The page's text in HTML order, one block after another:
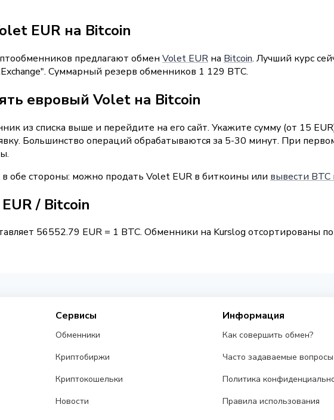
EUR на Bitcoin
предлагают обмен Volet EUR на Bitcoin. Лучший курс
Суммарный резерв обменников 1 129 BTC.
евровый Volet на Bitcoin
из списка выше и перейдите на его сайт. Укажите сумму (от 15
Большинство операций обрабатываются за 5-30 минут. При
обе стороны: можно продать Volet EUR в биткоины или вывести
/ Bitcoin
56552.79 EUR = 1 BTC. Обменники на Kurslog отсортированы
Сервисы
Обменники
Криптобиржи
Криптокошельки
Новости
Информация
Как совершить обмен?
Часто задаваемые вопросы
Политика
Правила использования